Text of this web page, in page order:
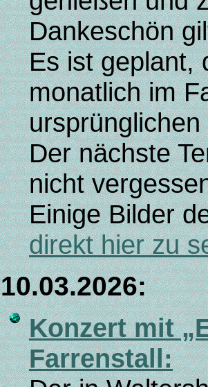
Dankeschön
Es ist geplant,
monatlich im
ursprünglichen
Der nächste
nicht
Einige Bilder
direkt hier zu
10.03.2026:
Konzert mit
Farrenstall: